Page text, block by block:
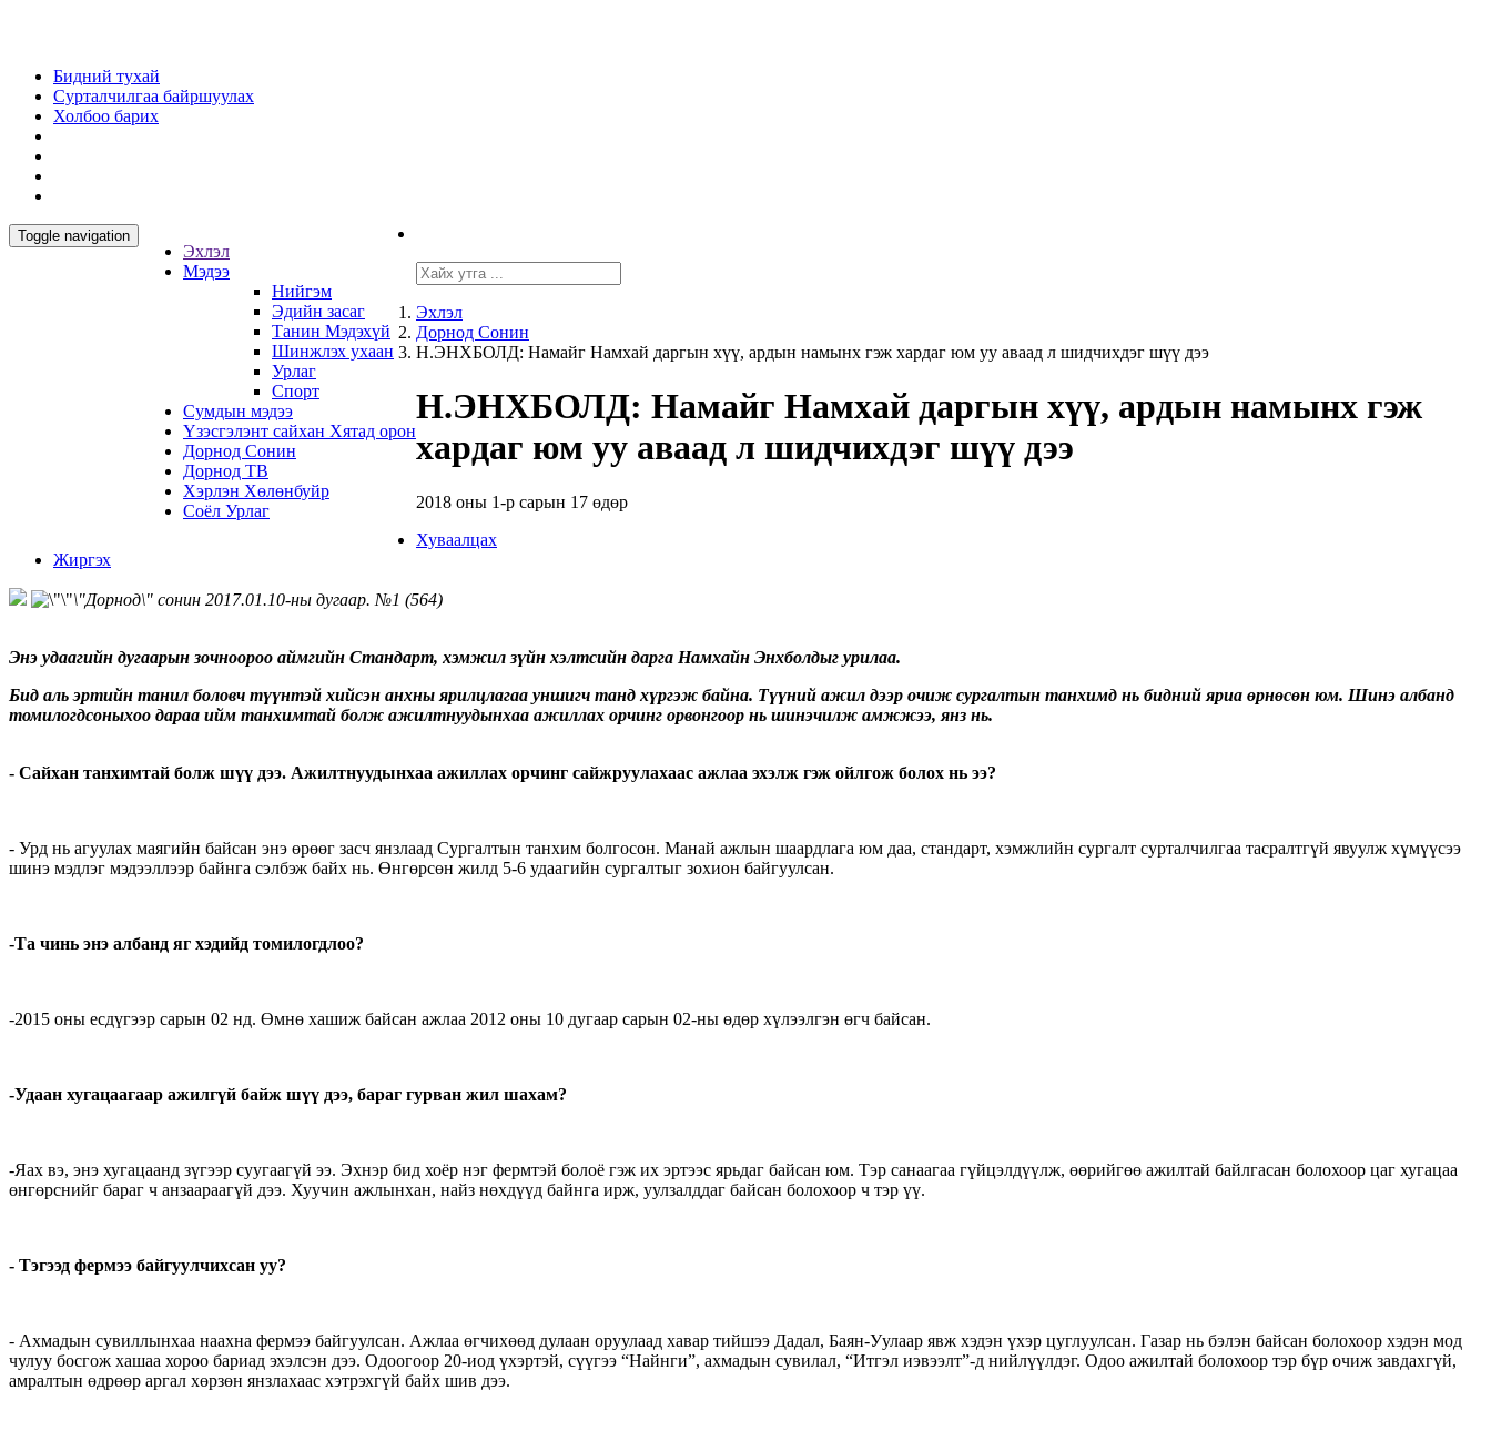
Бидний тухай
Сурталчилгаа байршуулах
Холбоо барих
Toggle navigation
Эхлэл
Мэдээ
Нийгэм
Эдийн засаг
Танин Мэдэхүй
Шинжлэх ухаан
Урлаг
Спорт
Сумдын мэдээ
Үзэсгэлэнт сайхан Хятад орон
Дорнод Сонин
Дорнод ТВ
Хэрлэн Хөлөнбуйр
Соёл Урлаг
Эхлэл
Дорнод Сонин
Н.ЭНХБОЛД: Намайг Намхай даргын хүү, ардын намынх гэж хардаг юм уу аваад л шидчихдэг шүү дээ
Н.ЭНХБОЛД: Намайг Намхай даргын хүү, ардын намынх гэж
хардаг юм уу аваад л шидчихдэг шүү дээ
2018 оны 1-р сарын 17 өдөр
Хуваалцах
Жиргэх
\"Дорнод\" сонин 2017.01.10-ны дугаар. №1 (564)
Энэ удаагийн дугаарын зочноороо аймгийн Стандарт, хэмжил зүйн хэлтсийн дарга Намхайн Энхболдыг урилаа.
Бид аль эртийн танил боловч түүнтэй хийсэн анхны ярилцлагаа уншигч танд хүргэж байна. Түүний ажил дээр очиж сургалтын танхимд нь бидний яриа өрнөсөн юм. Шинэ албанд
томилогдсоныхоо дараа ийм танхимтай болж ажилтнуудынхаа ажиллах орчинг орвонгоор нь шинэчилж амжжээ, янз нь.
- Сайхан танхимтай болж шүү дээ. Ажилтнуудынхаа ажиллах орчинг сайжруулахаас ажлаа эхэлж гэж ойлгож болох нь ээ?
- Урд нь агуулах маягийн байсан энэ өрөөг засч янзлаад Сургалтын танхим болгосон. Манай ажлын шаардлага юм даа, стандарт, хэмжлийн сургалт сурталчилгаа тасралтгүй явуулж хүмүүсээ
шинэ мэдлэг мэдээллээр байнга сэлбэж байх нь. Өнгөрсөн жилд 5-6 удаагийн сургалтыг зохион байгуулсан.
-Та чинь энэ албанд яг хэдийд томилогдлоо?
-2015 оны есдүгээр сарын 02 нд. Өмнө хашиж байсан ажлаа 2012 оны 10 дугаар сарын 02-ны өдөр хүлээлгэн өгч байсан.
-Удаан хугацаагаар ажилгүй байж шүү дээ, бараг гурван жил шахам?
-Яах вэ, энэ хугацаанд зүгээр суугаагүй ээ. Эхнэр бид хоёр нэг фермтэй болоё гэж их эртээс ярьдаг байсан юм. Тэр санаагаа гүйцэлдүүлж, өөрийгөө ажилтай байлгасан болохоор цаг хугацаа
өнгөрснийг бараг ч анзаараагүй дээ. Хуучин ажлынхан, найз нөхдүүд байнга ирж, уулзалддаг байсан болохоор ч тэр үү.
- Тэгээд фермээ байгуулчихсан уу?
- Ахмадын сувиллынхаа наахна фермээ байгуулсан. Ажлаа өгчихөөд дулаан оруулаад хавар тийшээ Дадал, Баян-Уулаар явж хэдэн үхэр цуглуулсан. Газар нь бэлэн байсан болохоор хэдэн мод
чулуу босгож хашаа хороо бариад эхэлсэн дээ. Одоогоор 20-иод үхэртэй, сүүгээ “Найнги”, ахмадын сувилал, “Итгэл иэвээлт”-д нийлүүлдэг. Одоо ажилтай болохоор тэр бүр очиж завдахгүй,
амралтын өдрөөр аргал хөрзөн янзлахаас хэтрэхгүй байх шив дээ.